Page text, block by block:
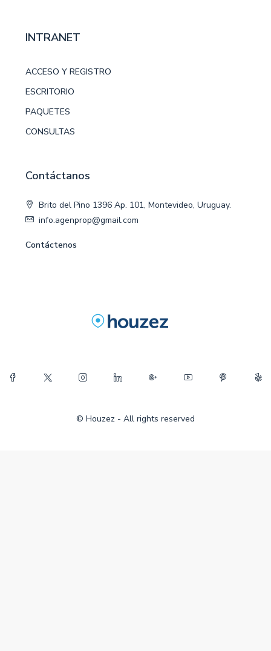
INTRANET
ACCESO Y REGISTRO
ESCRITORIO
PAQUETES
CONSULTAS
Contáctanos
Brito del Pino 1396 Ap. 101, Montevideo, Uruguay.
info.agenprop@gmail.com
Contáctenos
© Houzez - All rights reserved